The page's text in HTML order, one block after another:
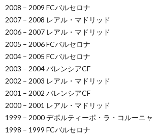
2008 – 2009 FCバルセロナ
2007 – 2008 レアル・マドリッド
2006 – 2007 レアル・マドリッド
2005 – 2006 FCバルセロナ
2004 – 2005 FCバルセロナ
2003 – 2004 バレンシアCF
2002 – 2003 レアル・マドリッド
2001 – 2002 バレンシアCF
2000 – 2001 レアル・マドリッド
1999 – 2000 デポルティーボ・ラ・コルーニャ
1998 – 1999 FCバルセロナ